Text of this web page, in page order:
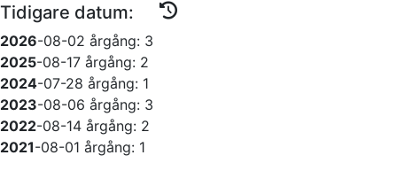
Tidigare datum:
2026-08-02 årgång: 3
2025-08-17 årgång: 2
2024-07-28 årgång: 1
2023-08-06 årgång: 3
2022-08-14 årgång: 2
2021-08-01 årgång: 1